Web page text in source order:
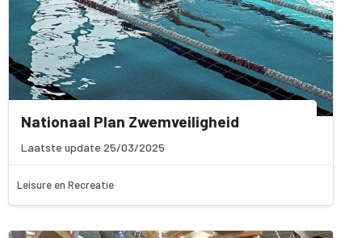
Nationaal Plan Zwemveiligheid
Laatste update 25/03/2025
Leisure en Recreatie